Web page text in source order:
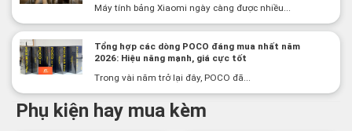
Máy tính bảng Xiaomi ngày càng được nhiều...
Tổng hợp các dòng POCO đáng mua nhất năm
2026: Hiệu năng mạnh, giá cực tốt
Trong vài năm trở lại đây, POCO đã...
Phụ kiện hay mua kèm